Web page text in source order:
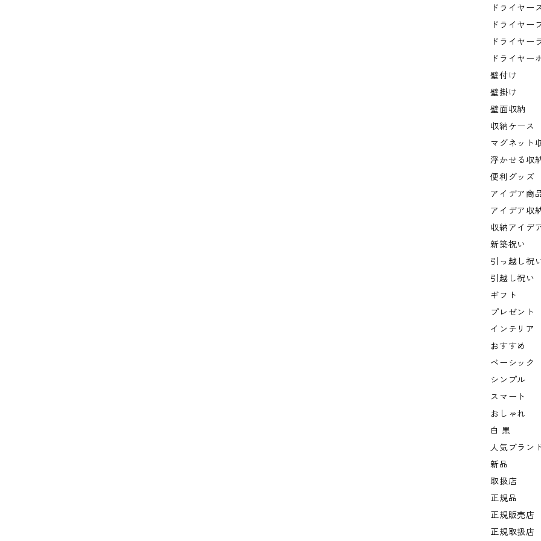
ドライヤー
ドライヤー
ドライヤー
ドライヤー
壁付け
壁掛け
壁面収納
収納ケース
マグネット
浮かせる収
便利グッズ
アイデア商
アイデア収
収納アイデ
新築祝い
引っ越し祝
引越し祝い
ギフト
プレゼント
インテリア
おすすめ
ベーシック
シンプル
スマート
おしゃれ
白 黒
人気ブラン
新品
取扱店
正規品
正規販売店
正規取扱店